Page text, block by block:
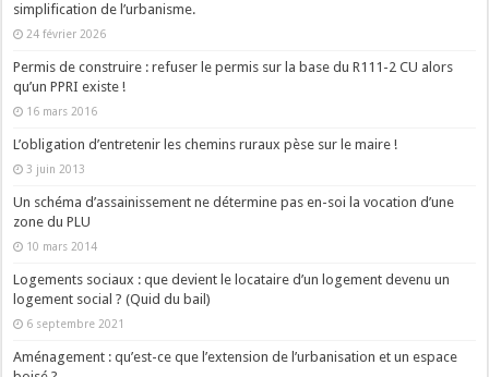
simplification de l’urbanisme.
24 février 2026
Permis de construire : refuser le permis sur la base du R111-2 CU alors
qu’un PPRI existe !
16 mars 2016
L’obligation d’entretenir les chemins ruraux pèse sur le maire !
3 juin 2013
Un schéma d’assainissement ne détermine pas en-soi la vocation d’une
zone du PLU
10 mars 2014
Logements sociaux : que devient le locataire d’un logement devenu un
logement social ? (Quid du bail)
6 septembre 2021
Aménagement : qu’est-ce que l’extension de l’urbanisation et un espace